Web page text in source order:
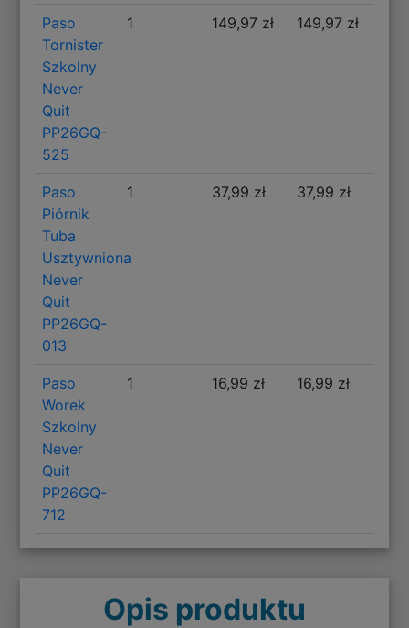
Paso
Tornister
Szkolny
Never
Quit
PP26GQ-
525
1 149,97 zł 149,97 zł
Paso
Piórnik
Tuba
Usztywniona
Never
Quit
PP26GQ-
013
1 37,99 zł 37,99 zł
Paso
Worek
Szkolny
Never
Quit
PP26GQ-
712
1 16,99 zł 16,99 zł
Opis produktu